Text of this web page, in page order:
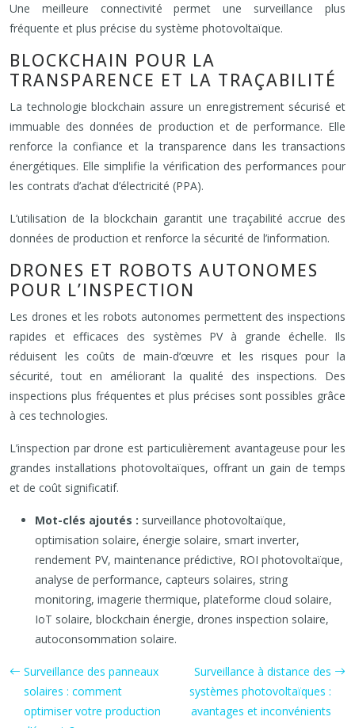
Une meilleure connectivité permet une surveillance plus
fréquente et plus précise du système photovoltaïque.
BLOCKCHAIN POUR LA
TRANSPARENCE ET LA TRAÇABILITÉ
La technologie blockchain assure un enregistrement sécurisé et
immuable des données de production et de performance. Elle
renforce la confiance et la transparence dans les transactions
énergétiques. Elle simplifie la vérification des performances pour
les contrats d’achat d’électricité (PPA).
L’utilisation de la blockchain garantit une traçabilité accrue des
données de production et renforce la sécurité de l’information.
DRONES ET ROBOTS AUTONOMES
POUR L’INSPECTION
Les drones et les robots autonomes permettent des inspections
rapides et efficaces des systèmes PV à grande échelle. Ils
réduisent les coûts de main-d’œuvre et les risques pour la
sécurité, tout en améliorant la qualité des inspections. Des
inspections plus fréquentes et plus précises sont possibles grâce
à ces technologies.
L’inspection par drone est particulièrement avantageuse pour les
grandes installations photovoltaïques, offrant un gain de temps
et de coût significatif.
Mot-clés ajoutés : surveillance photovoltaïque,
optimisation solaire, énergie solaire, smart inverter,
rendement PV, maintenance prédictive, ROI photovoltaïque,
analyse de performance, capteurs solaires, string
monitoring, imagerie thermique, plateforme cloud solaire,
IoT solaire, blockchain énergie, drones inspection solaire,
autoconsommation solaire.
Surveillance des panneaux
solaires : comment
optimiser votre production
Surveillance à distance des
systèmes photovoltaïques :
avantages et inconvénients